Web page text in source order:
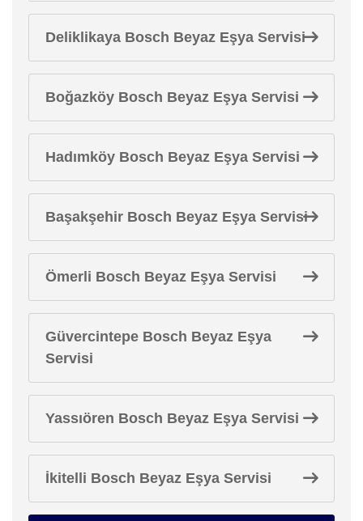
Deliklikaya Bosch Beyaz Eşya Servisi
Boğazköy Bosch Beyaz Eşya Servisi
Hadımköy Bosch Beyaz Eşya Servisi
Başakşehir Bosch Beyaz Eşya Servisi
Ömerli Bosch Beyaz Eşya Servisi
Güvercintepe Bosch Beyaz Eşya
Servisi
Yassıören Bosch Beyaz Eşya Servisi
İkitelli Bosch Beyaz Eşya Servisi